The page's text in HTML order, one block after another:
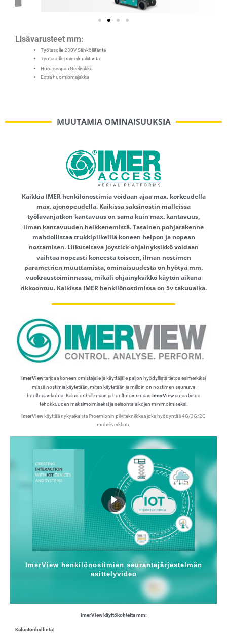
Lisävarusteet mm:
Työtasolle 230V Sähköliitäntä
Työtasolle paineilmaliitäntä
Huoltovapaa Geeli-akku
Extra huomiomajakka
MUUTAMIA OMINAISUUKSIA
Kaikkia IMER henkilönostimia voidaan ajaa max. korkeudella
max. ajonopeudella. Kaikissa saksinostin malleissa
työlavanjatkon kantavuus on sama kuin max. kantavuus,
ilman kantavuuden heikkenemistä. Tasainen pohjarakenne
mahdollistaa trukkipiikeillä koneen helpon ja nopean
nostamisen. Liikuteltava Joystick-ohjainyksikkö voidaan
vaihtaa nopeasti koneesta toiseen, ilman nostimen
parametrien muuttamista, ominaisuudesta on hyötyä mm.
vuokraustoiminnassa, mikäli ohjainyksikkö käytön aikana
rikkoontuu. Kaikissa IMER henkilönostimissa on 5v takuuaika.
ImerViewtarjoaa koneen omistajalle ja käyttäjälle paljon hyödyllistä tietoa esimerkiksi
missä nostimia käytetään, miten käytetään ja milloin on nostimen seuraava
huoltoajankohta. Kalustonhallintaan ja huoltotoimintaan ImerViewantaa tietoa
tehokkuuden maksimoimiseksi ja seisonta-aikojen minimoimiseksi.
ImerView käyttää nykyaikaista Proemionin pilvitekniikkaa joka hyödyntää 4G/3G/2G
mobiiliverkkoa.
ImerView henkilönostimien seurantajärjestelmän
esittelyvideo
ImerView käyttökohteita mm:
Kalustonhallinta: